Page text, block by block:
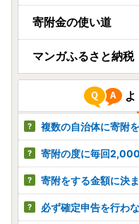
寄附金の使い道
マンガふるさと納税
複数の自治体に寄附
寄附の度に毎回
寄附をする金額に決
必ず確定申告を行わ